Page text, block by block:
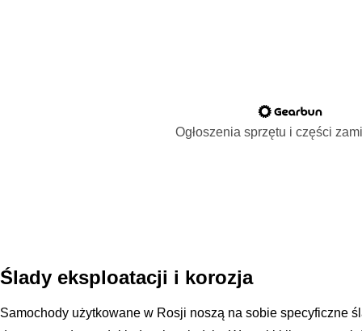
Ogłoszenia sprzętu i części
Ślady eksploatacji i korozja
Samochody użytkowane w Rosji noszą na sobie specyficzne